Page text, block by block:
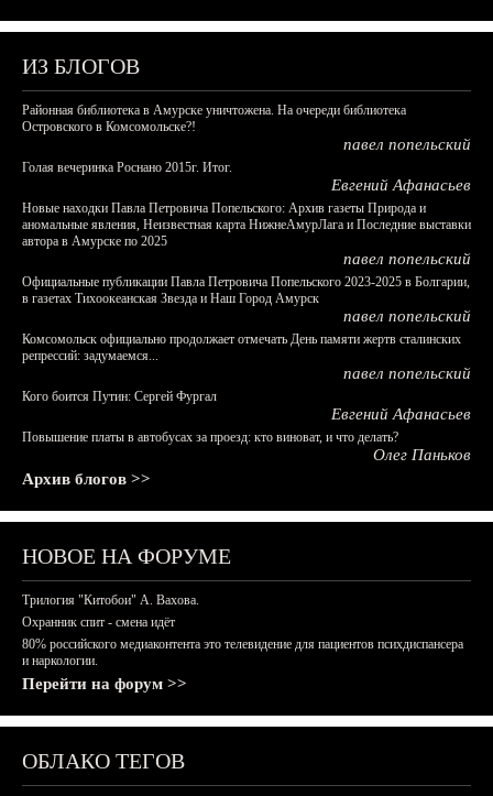
ИЗ БЛОГОВ
Районная библиотека в Амурске уничтожена. На очереди библиотека
Островского в Комсомольске?!
павел попельский
Голая вечеринка Роснано 2015г. Итог.
Евгений Афанасьев
Новые находки Павла Петровича Попельского: Архив газеты Природа и
аномальные явления, Неизвестная карта НижнеАмурЛага и Последние выставки
автора в Амурске по 2025
павел попельский
Официальные публикации Павла Петровича Попельского 2023-2025 в Болгарии,
в газетах Тихоокеанская Звезда и Наш Город Амурск
павел попельский
Комсомольск официально продолжает отмечать День памяти жертв сталинских
репрессий: задумаемся...
павел попельский
Кого боится Путин: Сергей Фургал
Евгений Афанасьев
Повышение платы в автобусах за проезд: кто виноват, и что делать?
Олег Паньков
Архив блогов >>
НОВОЕ НА ФОРУМЕ
Трилогия "Китобои" А. Вахова.
Охранник спит - смена идёт
80% российского медиаконтента это телевидение для пациентов психдиспансера
и наркологии.
Перейти на форум >>
ОБЛАКО ТЕГОВ